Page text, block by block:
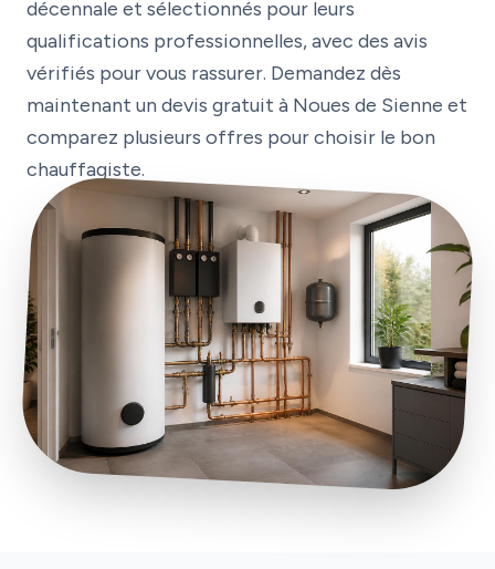
décennale et sélectionnés pour leurs
qualifications professionnelles, avec des avis
vérifiés pour vous rassurer. Demandez dès
maintenant un devis gratuit à Noues de Sienne et
comparez plusieurs offres pour choisir le bon
chauffagiste.